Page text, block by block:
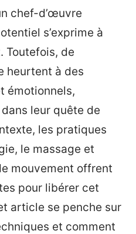
chef-d’œuvre
s’exprime à
Toutefois, de
heurtent à des
émotionnels,
leur quête de
les pratiques
le massage et
mouvement offrent
pour libérer cet
article se penche sur
et comment